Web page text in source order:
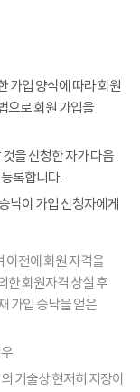
가입 양식에 따라 회원
으로 회원 가입을
을 신청한 자가 다음
록합니다.
낙이 가입 신청자에게
이전에 회원 자격을
한 회원자격 상실 후
가입 승낙을 얻은
기술상 현저히 지장이